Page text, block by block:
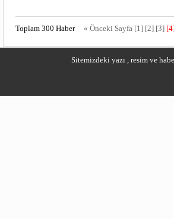
Toplam 300 Haber « Önceki Sayfa [1] [2] [3]
Sitemizdeki yazı , resim ve